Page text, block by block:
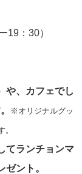
19：30）
や、カフェでし
※オリジナルグッ
てランチョンマ
ント。